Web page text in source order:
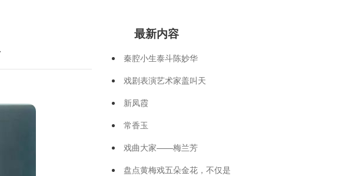
最新内容
秦腔小生泰斗陈妙华
戏剧表演艺术家盖叫天
新凤霞
常香玉
戏曲大家——梅兰芳
盘点黄梅戏五朵金花，不仅是